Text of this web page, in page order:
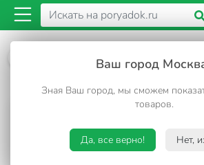
Ваш город
Зная Ваш город, мы сможем
товаров.
Да, все верно! Нет,
Информация о сайте
Популярные товары